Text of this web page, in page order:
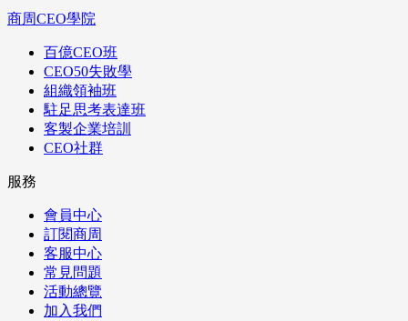
商周CEO學院
百億CEO班
CEO50失敗學
組織領袖班
駐足思考表達班
客製企業培訓
CEO社群
服務
會員中心
訂閱商周
客服中心
常見問題
活動總覽
加入我們